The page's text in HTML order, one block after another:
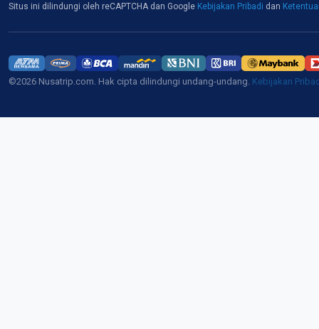
Situs ini dilindungi oleh reCAPTCHA dan Google Kebijakan Pribadi dan
©2026 Nusatrip.com. Hak cipta dilindungi undang-undang. Kebijakan